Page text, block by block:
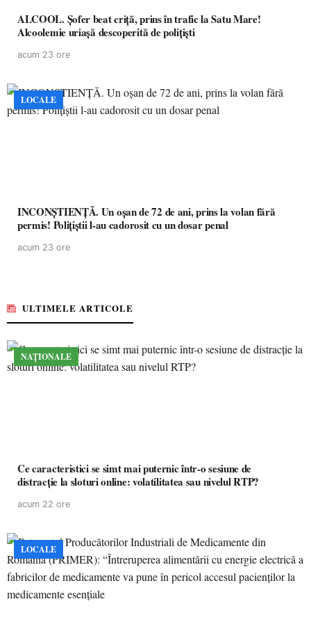
ALCOOL. Șofer beat criță, prins în trafic la Satu Mare!
Alcoolemie uriașă descoperită de polițiști
acum 23 ore
LOCALE
INCONȘTIENȚĂ. Un oșan de 72 de ani, prins la volan fără
permis! Polițiștii l-au cadorosit cu un dosar penal
acum 23 ore
ULTIMELE ARTICOLE
NAȚIONALE
Ce caracteristici se simt mai puternic într-o sesiune de
distracție la sloturi online: volatilitatea sau nivelul RTP?
acum 22 ore
LOCALE